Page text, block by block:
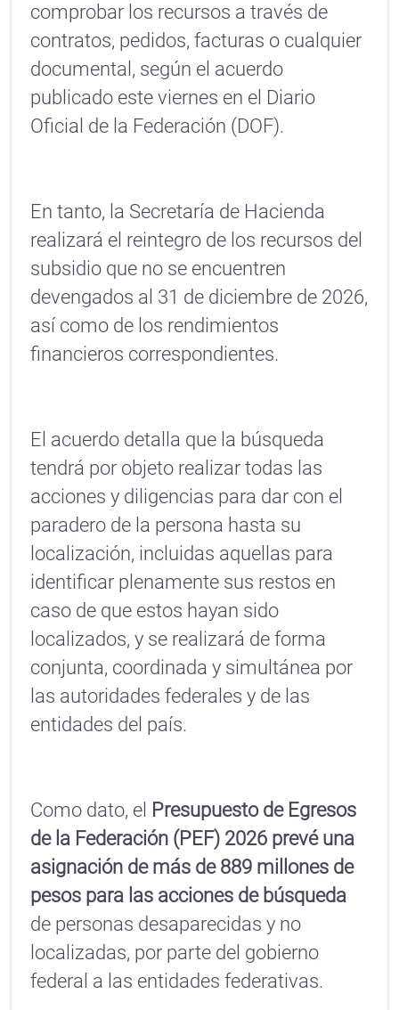
comprobar los recursos a través de
contratos, pedidos, facturas o cualquier
documental, según el acuerdo
publicado este viernes en el Diario
Oficial de la Federación (DOF).
En tanto, la Secretaría de Hacienda
realizará el reintegro de los recursos del
subsidio que no se encuentren
devengados al 31 de diciembre de 2026,
así como de los rendimientos
financieros correspondientes.
El acuerdo detalla que la búsqueda
tendrá por objeto realizar todas las
acciones y diligencias para dar con el
paradero de la persona hasta su
localización, incluidas aquellas para
identificar plenamente sus restos en
caso de que estos hayan sido
localizados, y se realizará de forma
conjunta, coordinada y simultánea por
las autoridades federales y de las
entidades del país.
Como dato, el Presupuesto de Egresos
de la Federación (PEF) 2026 prevé una
asignación de más de 889 millones de
pesos para las acciones de búsqueda
de personas desaparecidas y no
localizadas, por parte del gobierno
federal a las entidades federativas.